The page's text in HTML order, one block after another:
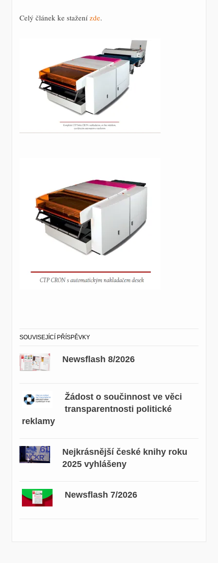
Celý článek ke staženízde.
SOUVISEJÍCÍ PŘÍSPĚVKY
Newsflash 8/2026
Žádost o součinnost ve věci
transparentnosti politické
reklamy
Nejkrásnější české knihy roku
2025 vyhlášeny
Newsflash 7/2026